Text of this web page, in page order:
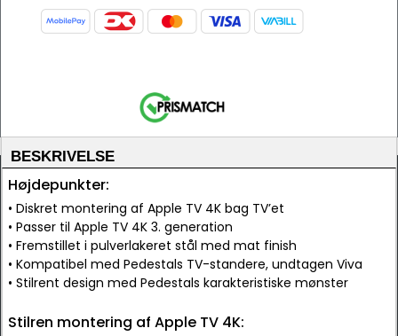
BESKRIVELSE
Højdepunkter:
• Diskret montering af Apple TV 4K bag TV’et
• Passer til Apple TV 4K 3. generation
• Fremstillet i pulverlakeret stål med mat finish
• Kompatibel med Pedestals TV-standere, undtagen Viva
• Stilrent design med Pedestals karakteristiske mønster
Stilren montering af Apple TV 4K: